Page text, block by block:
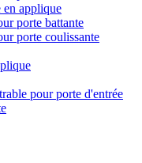
en applique
porte battante
porte coulissante
pour porte d'entrée